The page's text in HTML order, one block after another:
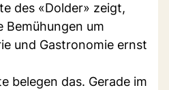
des «Dolder» zeigt,
Bemühungen um
und Gastronomie ernst
belegen das. Gerade im